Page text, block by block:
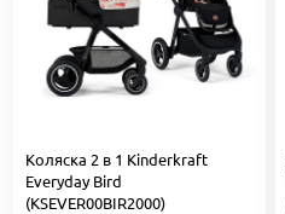
Коляска 2 в 1 Kinderkraft
Everyday Bird
(KSEVER00BIR2000)